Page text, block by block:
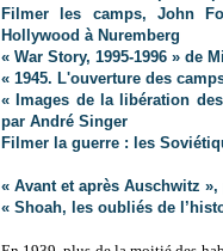
Filmer les camps, John
Hollywood à Nuremberg
« War Story, 1995-1996 » de
« 1945. L'ouverture des
« Images de la libération
par André Singer
Filmer la guerre : les
« Avant et après Auschwitz
« Shoah, les oubliés de